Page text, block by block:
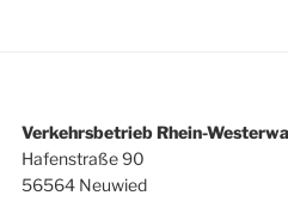
Verkehrsbetrieb Rhein-
Hafenstraße 90
56564 Neuwied